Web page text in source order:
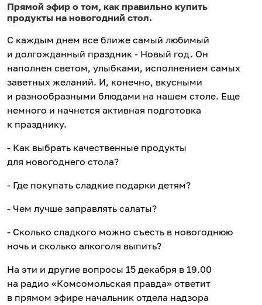
Прямой эфир о том, как правильно купить
продукты на новогодний стол.
С каждым днем все ближе самый любимый
и долгожданный праздник - Новый год. Он
наполнен светом, улыбками, исполнением самых
заветных желаний. И, конечно, вкусными
и разнообразными блюдами на нашем столе. Еще
немного и начнется активная подготовка
к празднику.
- Как выбрать качественные продукты
для новогоднего стола?
- Где покупать сладкие подарки детям?
- Чем лучше заправлять салаты?
- Сколько сладкого можно съесть в новогоднюю
ночь и сколько алкоголя выпить?
На эти и другие вопросы 15 декабря в 19.00
на радио «Комсомольская правда» ответит
в прямом эфире начальник отдела надзора